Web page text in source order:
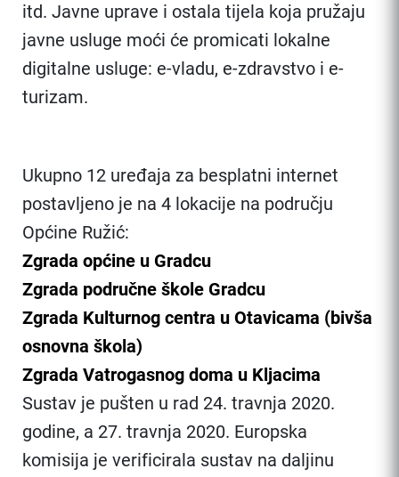
itd. Javne uprave i ostala tijela koja pružaju
javne usluge moći će promicati lokalne
digitalne usluge: e-vladu, e-zdravstvo i e-
turizam.
Ukupno 12 uređaja za besplatni internet
postavljeno je na 4 lokacije na području
Općine Ružić:
Zgrada općine u Gradcu
Zgrada područne škole Gradcu
Zgrada Kulturnog centra u Otavicama (bivša
osnovna škola)
Zgrada Vatrogasnog doma u Kljacima
Sustav je pušten u rad 24. travnja 2020.
godine, a 27. travnja 2020. Europska
komisija je verificirala sustav na daljinu